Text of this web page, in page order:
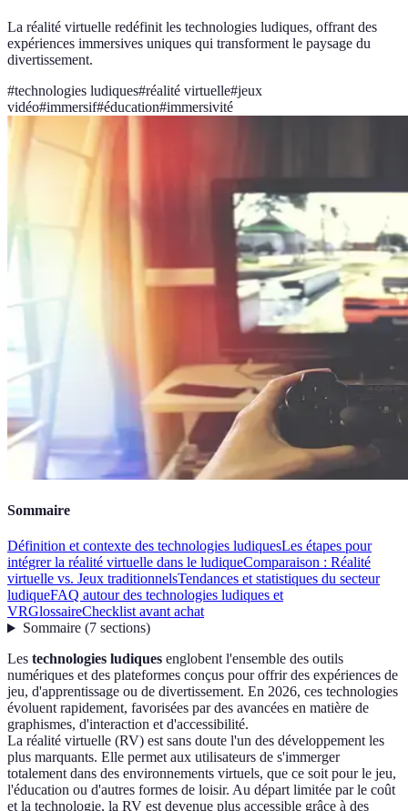
La réalité virtuelle redéfinit les technologies ludiques, offrant des
expériences immersives uniques qui transforment le paysage du
divertissement.
#technologies ludiques#réalité virtuelle#jeux
vidéo#immersif#éducation#immersivité
Sommaire
Définition et contexte des technologies ludiquesLes étapes pour
intégrer la réalité virtuelle dans le ludiqueComparaison : Réalité
virtuelle vs. Jeux traditionnelsTendances et statistiques du secteur
ludiqueFAQ autour des technologies ludiques et
VRGlossaireChecklist avant achat
Sommaire(7 sections)
Les technologies ludiques englobent l'ensemble des outils
numériques et des plateformes conçus pour offrir des expériences de
jeu, d'apprentissage ou de divertissement. En 2026, ces technologies
évoluent rapidement, favorisées par des avancées en matière de
graphismes, d'interaction et d'accessibilité.
La réalité virtuelle (RV) est sans doute l'un des développement les
plus marquants. Elle permet aux utilisateurs de s'immerger
totalement dans des environnements virtuels, que ce soit pour le jeu,
l'éducation ou d'autres formes de loisir. Au départ limitée par le coût
et la technologie, la RV est devenue plus accessible grâce à des